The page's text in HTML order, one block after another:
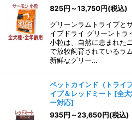
825円 ～13,750円(税込)
グリーンラムトライプと
イプドライ グリーントラ
小粒は、自然に恵まれた
で放牧飼育されているラ
新鮮なグリー…
ペットカインド（トライ
イプ＆レッドミート [全
ー対応]
935円 ～23,650円(税込)